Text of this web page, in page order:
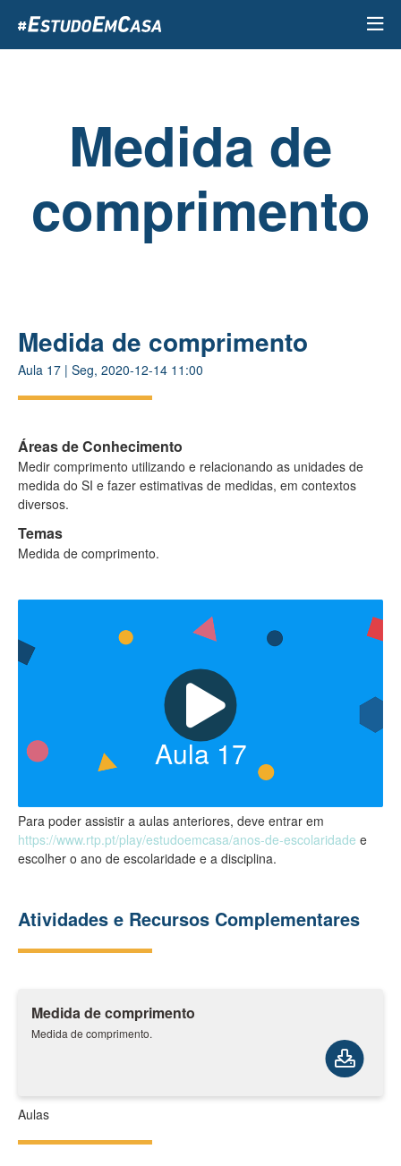
para
o
Medida de
comprimento
Medida de comprimento
Aula 17 | Seg, 2020-12-14 11:00
Áreas de Conhecimento
Medir comprimento utilizando e relacionando as unidades de
medida do SI e fazer estimativas de medidas, em contextos
diversos. ​
Temas
Medida de comprimento.
Aula17
Para poder assistir a aulas anteriores, deve entrar em
https://www.rtp.pt/play/estudoemcasa/anos-de-escolaridade e
escolher o ano de escolaridade e a disciplina.
Atividades e Recursos Complementares
Medida de comprimento
Medida de comprimento.
Aulas